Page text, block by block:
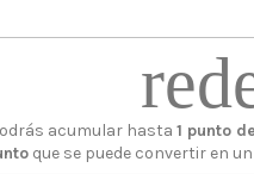
acumular hasta1 punto
que se puede convertir en